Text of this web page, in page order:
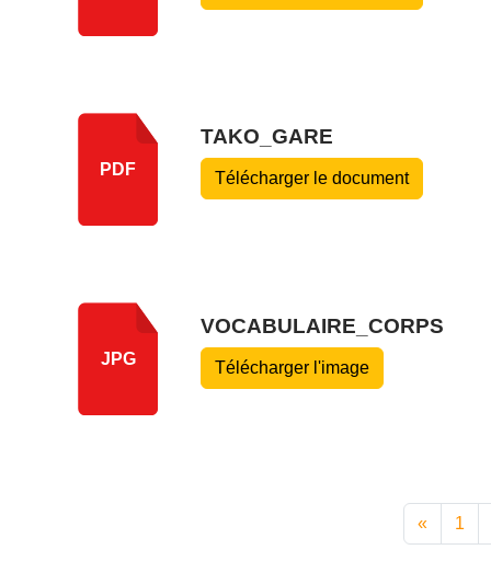
PDF
TAKO_GARE
Télécharger le document
JPG
VOCABULAIRE_CORPS
Télécharger l'image
« 1